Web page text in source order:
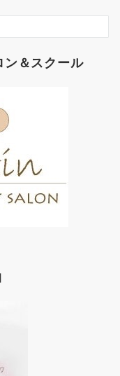
ン＆スクール